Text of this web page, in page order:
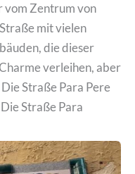
vom Zentrum von
mit vielen
die dieser
verleihen, aber
Straße Para Pere
Straße Para